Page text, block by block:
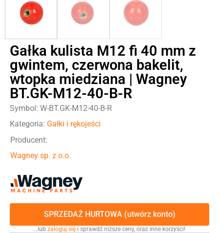
Gałka kulista M12 fi 40 mm z
gwintem, czerwona bakelit,
wtopka miedziana | Wagney
BT.GK-M12-40-B-R
Symbol: W-BT.GK-M12-40-B-R
Kategoria: Gałki i rękojeści
Producent:
Wagney sp. z o.o.
SPRZEDAŻ HURTOWA (utwórz konto)
…lub zaloguj się i sprawdź niższe ceny, oraz inne korzyści!